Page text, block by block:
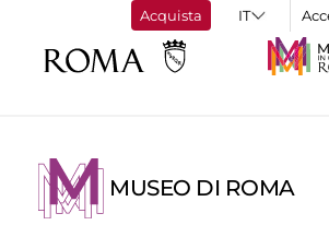
Acquista
MUSEO DI ROMA